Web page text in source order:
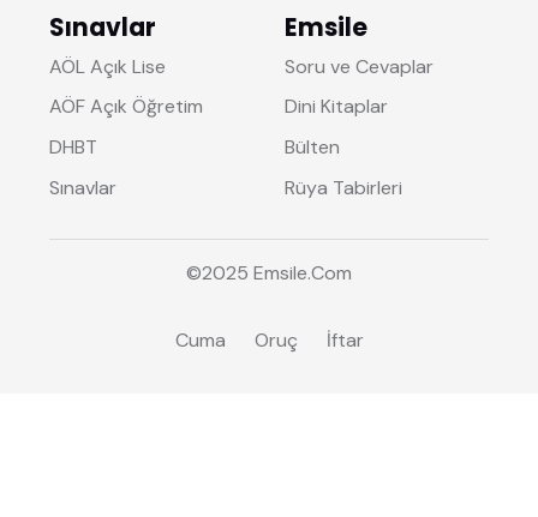
Sınavlar
AÖL Açık Lise
AÖF Açık Öğretim
DHBT
Sınavlar
Emsile
Soru ve Cevaplar
Dini Kitaplar
Bülten
Rüya Tabirleri
©2025 Emsile.Com
Cuma Oruç İftar